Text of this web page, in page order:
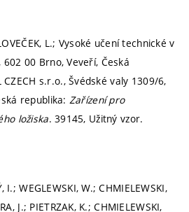
L.; Vysoké učení technické v
00 Brno, Veveří, Česká
s.r.o., Švédské valy 1309/6,
republika: Zařízení pro
ložiska. 39145, Užitný vzor.
I.; WEGLEWSKI, W.; CHMIELEWSKI,
J.; PIETRZAK, K.; CHMIELEWSKI,